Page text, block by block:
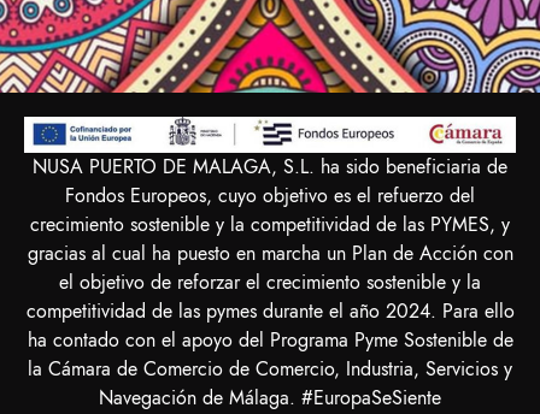
NUSA PUERTO DE MALAGA, S.L. ha sido beneficiaria de
Fondos Europeos, cuyo objetivo es el refuerzo del
crecimiento sostenible y la competitividad de las PYMES, y
gracias al cual ha puesto en marcha un Plan de Acción con
el objetivo de reforzar el crecimiento sostenible y la
competitividad de las pymes durante el año 2024. Para ello
ha contado con el apoyo del Programa Pyme Sostenible de
la Cámara de Comercio de Comercio, Industria, Servicios y
Navegación de Málaga. #EuropaSeSiente